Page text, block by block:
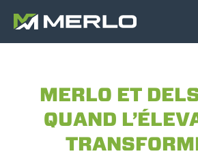
MERLO ET
QUAND